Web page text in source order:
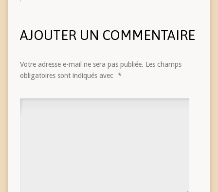
AJOUTER UN COMMENTAIRE
Votre adresse e-mail ne sera pas publiée. Les champs
obligatoires sont indiqués avec *